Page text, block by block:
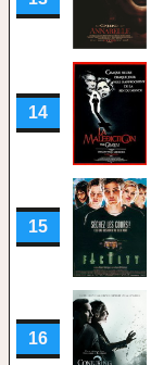
14
15
16